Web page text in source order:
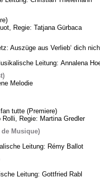
Regie: Tatjana Gürbaca
Auszüge aus Verlieb‘ dich
Leitung: Annalena
Melodie
tutte (Premiere)
Regie: Martina Gredler
Musique)
Leitung: Rémy Ballot
Leitung: Gottfried Rabl